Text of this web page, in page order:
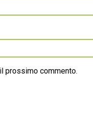
prossimo commento.